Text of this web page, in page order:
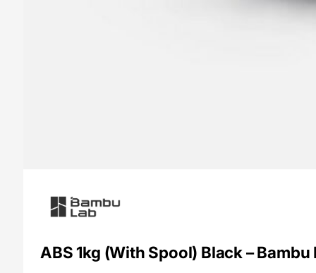
ABS 1kg (With Spool) Black – Bambu